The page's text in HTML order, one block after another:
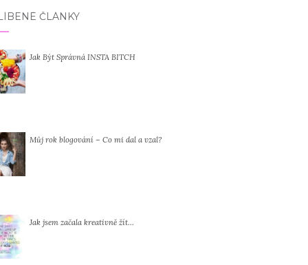
ČLÁNKY
Jak Být Správná INSTA BITCH
Můj rok blogování – Co mi dal a vzal?
Jak jsem začala kreativně žít…